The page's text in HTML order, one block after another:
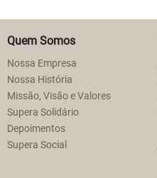
Quem Somos
Nossa Empresa
Nossa História
Missão, Visão e Valores
Supera Solidário
Depoimentos
Supera Social